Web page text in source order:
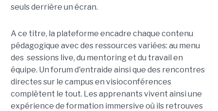
seuls derrière un écran.
A ce titre, la plateforme encadre chaque contenu
pédagogique avec des ressources variées: au menu
des sessions live, du mentoring et du travail en
équipe. Un forum d'entraide ainsi que des rencontres
directes sur le campus en visioconférences
complètent le tout. Les apprenants vivent ainsi une
expérience de formation immersive où ils retrouves